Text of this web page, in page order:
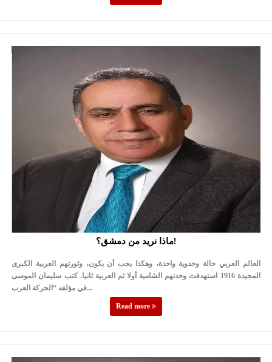
ماذا نريد من دمشق؟!
العالم العربي حالة وحدوية واحدة، وهكذا يجب أن يكون، وثورتهم العربية الكبرى
المجيدة 1916 استهدفت وحدتهم الشامية أولا ثم العربية ثانيا. كتب سليمان الموسى
في مؤلفه “الحركة العرب...
Read more